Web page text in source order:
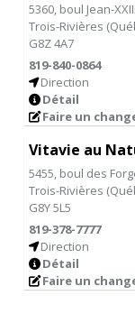
5360, boul Jean-XXIII
Trois-Rivières (
G8Z 4A7
819-840-0864
Direction
Détail
Faire un
Vitavie au
5455, boul des
Trois-Rivières (
G8Y 5L5
819-378-7777
Direction
Détail
Faire un